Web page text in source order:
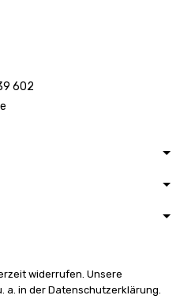
602
widerrufen. Unsere
a. in der Datenschutzerklärung.